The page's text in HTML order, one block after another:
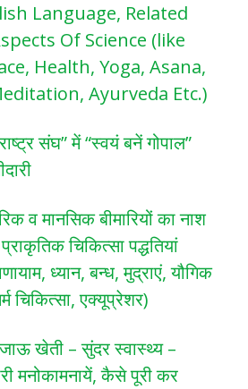
Language, Related
Of Science (like
Health, Yoga, Asana,
Ayurveda Etc.)
संघ” में “स्वयं बनें गोपाल”
व मानसिक बीमारियों का नाश
चिकित्सा पद्धतियां
ध्यान, बन्ध, मुद्राएं, यौगिक
चिकित्सा, एक्यूप्रेशर)
खेती – सुंदर स्वास्थ्य –
मनोकामनायें, कैसे पूरी कर